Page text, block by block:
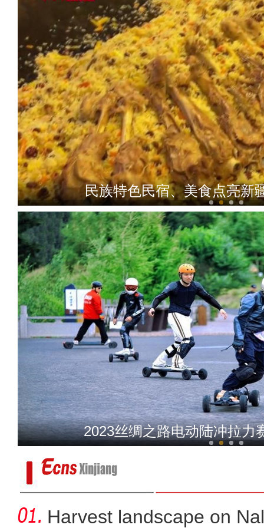
民族特色民宿、美食点亮新
新疆：第一批成熟螃
2023丝绸之路电动陆冲拉力
Harvest landscape on